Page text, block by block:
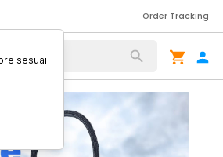
Order Tracking
sesuai